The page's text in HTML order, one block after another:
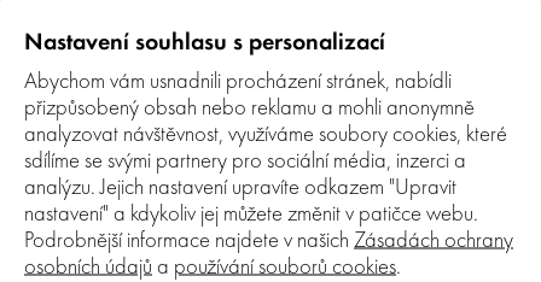
Autorizovaný SERVIS
Jsme autorizovaný servis. Provádíme záruční i pozáruční
servis prodávaných značek.
Nastavení souhlasu s personalizací
Abychom vám usnadnili procházení stránek, nabídli
přizpůsobený obsah nebo reklamu a mohli anonymně
analyzovat návštěvnost, využíváme soubory cookies, které
sdílíme se svými partnery pro sociální média, inzerci a
analýzu. Jejich nastavení upravíte odkazem "Upravit
nastavení" a kdykoliv jej můžete změnit v patičce webu.
Podrobnější informace najdete v našich Zásadách ochrany
osobních údajů a používání souborů cookies.